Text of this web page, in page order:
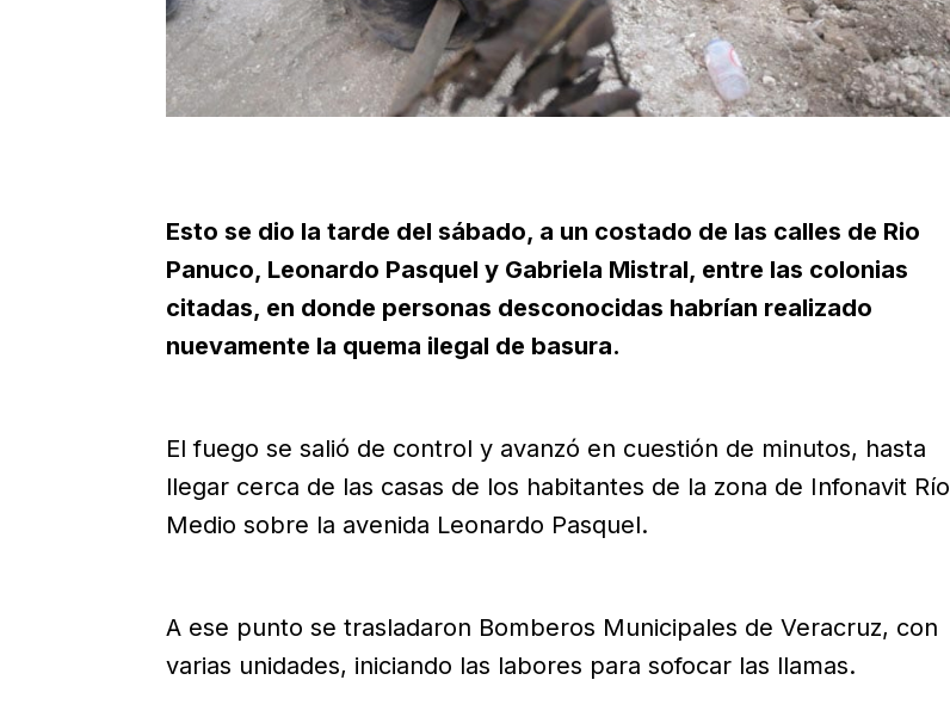
Esto se dio la tarde del sábado, a un costado de las calles de Rio
Panuco, Leonardo Pasquel y Gabriela Mistral, entre las colonias
citadas, en donde personas desconocidas habrían realizado
nuevamente la quema ilegal de basura.
El fuego se salió de control y avanzó en cuestión de minutos, hasta
llegar cerca de las casas de los habitantes de la zona de Infonavit Río
Medio sobre la avenida Leonardo Pasquel.
A ese punto se trasladaron Bomberos Municipales de Veracruz, con
varias unidades, iniciando las labores para sofocar las llamas.